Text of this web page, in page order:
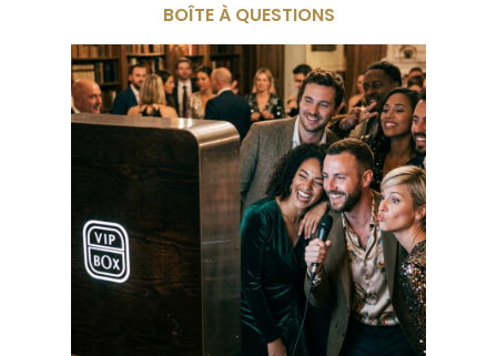
BOÎTE À QUESTIONS